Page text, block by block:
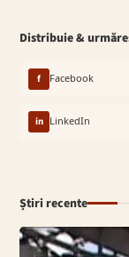
Distribuie &
f Facebook
in LinkedIn
Știri recente